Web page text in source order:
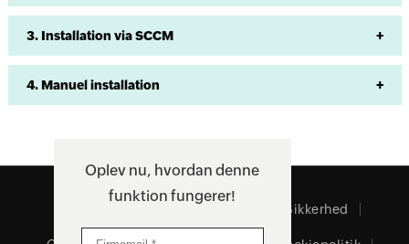
3. Installation via SCCM
4. Manuel installation
Oplev nu, hvordan denne
funktion fungerer!
Sikkerhed